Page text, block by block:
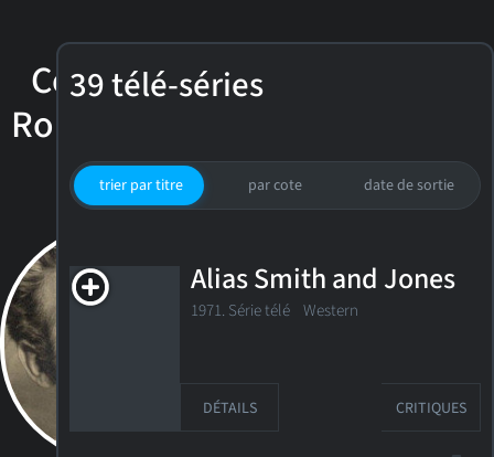
Cesar
Romero
39 télé-séries
trier par titre par cote date de sortie
Alias Smith and Jones
1971. Série télé Western
DÉTAILS CRITIQUES